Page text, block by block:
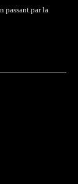
passant par la